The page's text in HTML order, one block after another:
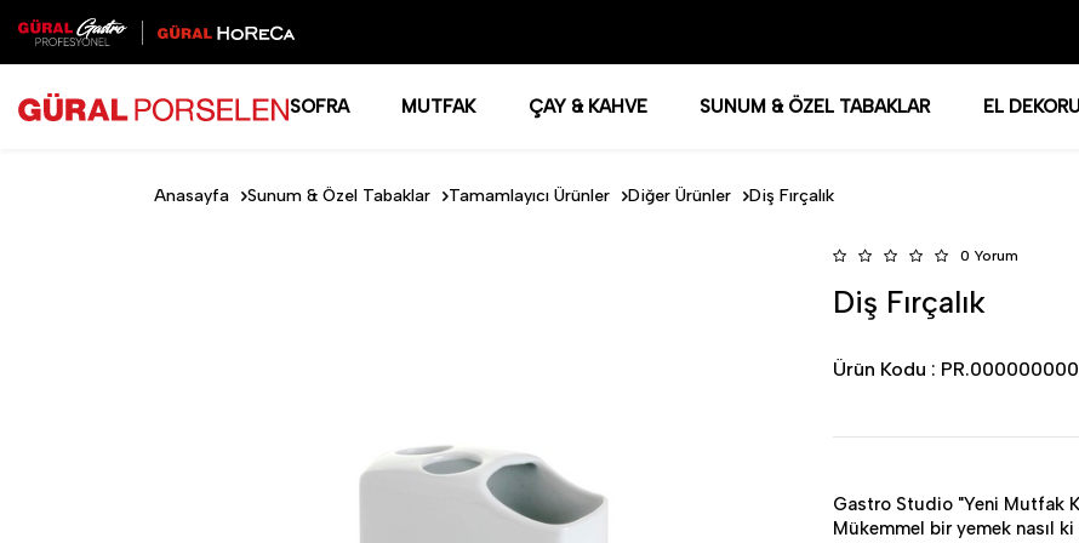
SOFRA MUTFAK ÇAY & KAHVE SUNUM & ÖZEL TABAKLAR EL
Anasayfa Sunum & Özel Tabaklar Tamamlayıcı Ürünler Diğer Ürünler Diş Fırçalık
0 Yorum
Diş Fırçalık
Ürün Kodu :
Gastro Studio "Yeni Mutfak
Mükemmel bir yemek nasıl